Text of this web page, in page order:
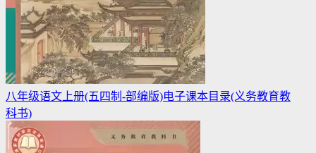
八年级语文上册(五四制-部编版)电子课本目录(义务教育教
科书)